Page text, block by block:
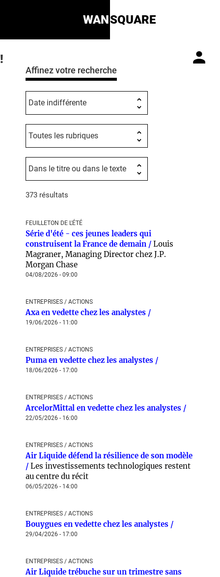
WANSQUARE
!
Affinez votre recherche
373 résultats
FEUILLETON DE L'ÉTÉ
Série d'été - ces jeunes leaders qui
construisent la France de demain / Louis
Magraner, Managing Director chez J.P.
Morgan Chase
04/08/2026 - 09:00
ENTREPRISES / ACTIONS
Axa en vedette chez les analystes /
19/06/2026 - 11:00
ENTREPRISES / ACTIONS
Puma en vedette chez les analystes /
18/06/2026 - 17:00
ENTREPRISES / ACTIONS
ArcelorMittal en vedette chez les analystes /
22/05/2026 - 16:00
ENTREPRISES / ACTIONS
Air Liquide défend la résilience de son modèle
/ Les investissements technologiques restent
au centre du récit
06/05/2026 - 14:00
ENTREPRISES / ACTIONS
Bouygues en vedette chez les analystes /
29/04/2026 - 17:00
ENTREPRISES / ACTIONS
Air Liquide trébuche sur un trimestre sans